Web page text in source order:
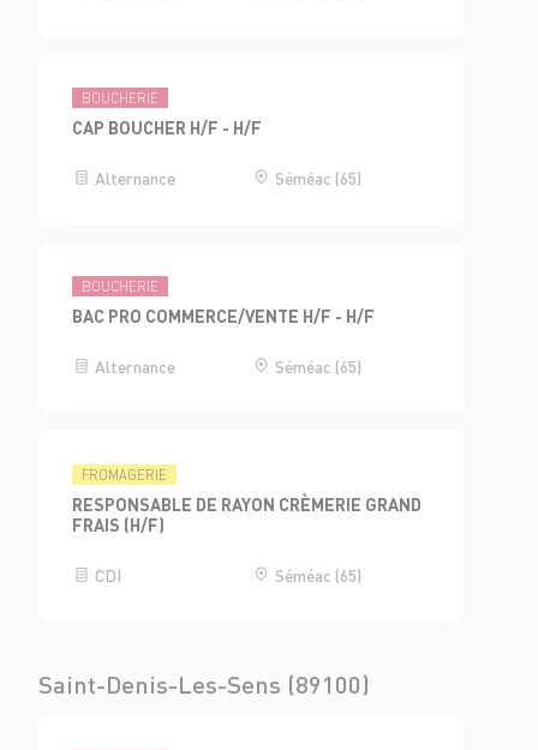
BOUCHERIE
CAP BOUCHER H/F - H/F
Alternance Séméac (65)
BOUCHERIE
BAC PRO COMMERCE/VENTE H/F - H/F
Alternance Séméac (65)
FROMAGERIE
RESPONSABLE DE RAYON CRÈMERIE GRAND
FRAIS (H/F)
CDI Séméac (65)
Saint-Denis-Les-Sens (89100)